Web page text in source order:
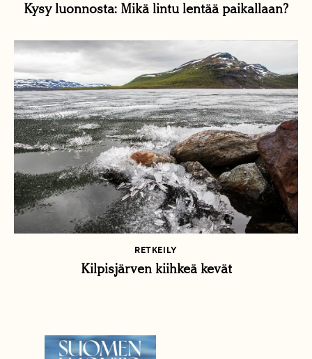
Kysy luonnosta: Mikä lintu lentää paikallaan?
RETKEILY
Kilpisjärven kiihkeä kevät